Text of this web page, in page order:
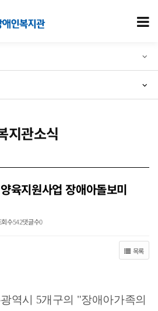
애아돌보미 역량강화교육 진행 > 복지관소식
지관소식
육지원사업 장애아돌보미
회수542댓글수0
목록
역시 5개구의 "장애아가족의